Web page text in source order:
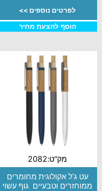
לפרטים נוספים >>
הוסף להצעת מחיר
מק"ט:2082
עט ג'ל אקולוגית מחומרים
ממוחזרים וטבעיים גוף עשוי